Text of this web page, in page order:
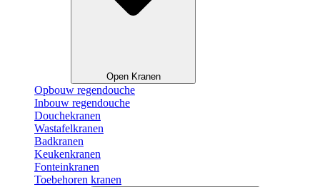
Open Kranen
Opbouw regendouche
Inbouw regendouche
Douchekranen
Wastafelkranen
Badkranen
Keukenkranen
Fonteinkranen
Toebehoren kranen